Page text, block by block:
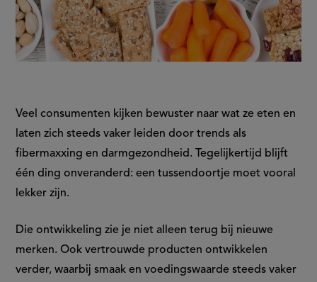
Veel consumenten kijken bewuster naar wat ze eten en
laten zich steeds vaker leiden door trends als
fibermaxxing en darmgezondheid. Tegelijkertijd blijft
één ding onveranderd: een tussendoortje moet vooral
lekker zijn.
Die ontwikkeling zie je niet alleen terug bij nieuwe
merken. Ook vertrouwde producten ontwikkelen
verder, waarbij smaak en voedingswaarde steeds vaker